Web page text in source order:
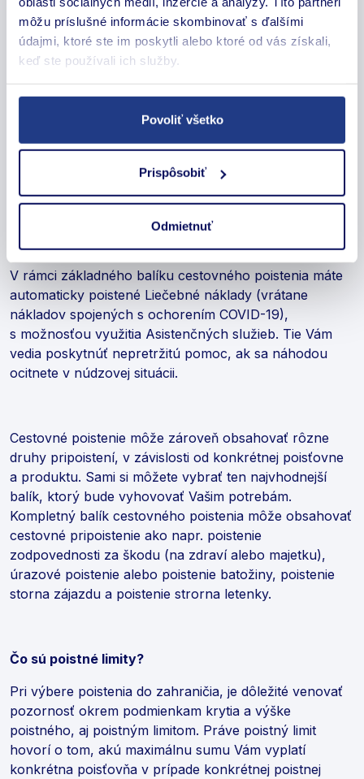
môžu príslušné informácie skombinovať s ďalšími
údajmi, ktoré ste im poskytli alebo ktoré od vás získali,
keď ste používali ich služby.
Povoliť všetko
Prispôsobiť
Odmietnuť
a neodkladné liečebné výdavky, lekársku starostlivosť,
lieky, hospitalizáciu, operácie a vyšetrenia v zahraničí.
Niektoré poistné produkty môžu tiež pokrývať náklady
na návrat do domovskej krajiny pre lekársku evakuáciu
Pri uzatváraní cestovného poistenia Vám odporúčame,
dôkladne prečítať podmienky poistenia a overiť si, aké
Aké pripoistenie si môžem vybrať?
V rámci základného balíku cestovného poistenia máte
automaticky poistené Liečebné náklady (vrátane
nákladov spojených s ochorením COVID-19),
s možnosťou využitia Asistenčných služieb. Tie Vám
vedia poskytnúť nepretržitú pomoc, ak sa náhodou
ocitnete v núdzovej situácii.
Cestovné poistenie môže zároveň obsahovať rôzne
druhy pripoistení, v závislosti od konkrétnej poisťovne
a produktu. Sami si môžete vybrať ten najvhodnejší
balík, ktorý bude vyhovovať Vašim potrebám.
Kompletný balík cestovného poistenia môže obsahovať
cestovné pripoistenie ako napr. poistenie
zodpovednosti za škodu (na zdraví alebo majetku),
úrazové poistenie alebo poistenie batožiny, poistenie
storna zájazdu a poistenie strorna letenky.
Čo sú poistné limity?
Pri výbere poistenia do zahraničia, je dôležité venovať
pozornosť okrem podmienkam krytia a výške
poistného, aj poistným limitom. Práve poistný limit
hovorí o tom, akú maximálnu sumu Vám vyplatí
konkrétna poisťovňa v prípade konkrétnej poistnej